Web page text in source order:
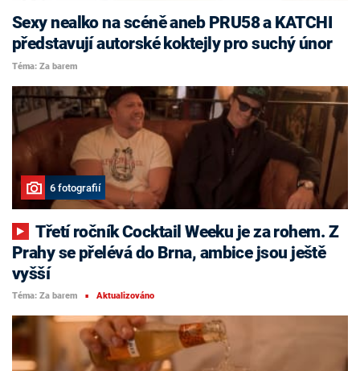
Sexy nealko na scéně aneb PRU58 a KATCHI
představují autorské koktejly pro suchý únor
Téma: Za barem
6 fotografií
Třetí ročník Cocktail Weeku je za rohem. Z
Prahy se přelévá do Brna, ambice jsou ještě
vyšší
Téma: Za barem ■ Aktualizováno